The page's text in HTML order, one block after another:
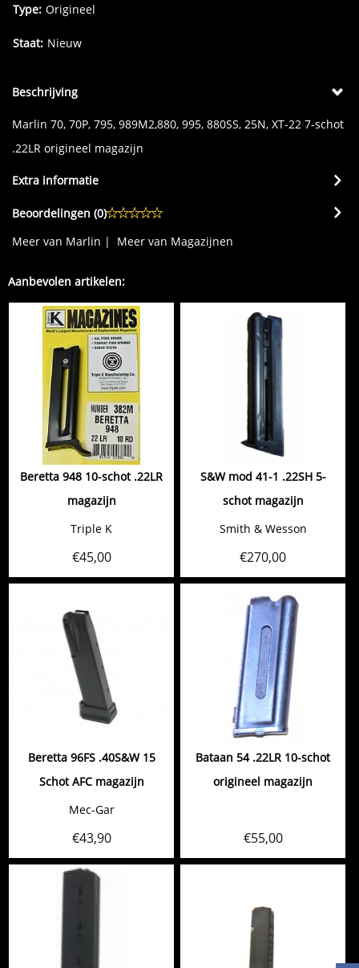
Type: Origineel
Staat: Nieuw
Beschrijving
Marlin 70, 70P, 795, 989M2,880, 995, 880SS, 25N, XT-22 7-schot
.22LR origineel magazijn
Extra informatie
Beoordelingen (0)
Meer van Marlin | Meer van Magazijnen
Aanbevolen artikelen:
Beretta 948 10-schot .22LR
magazijn
Triple K
€45,00
S&W mod 41-1 .22SH 5-
schot magazijn
Smith & Wesson
€270,00
Beretta 96FS .40S&W 15
Schot AFC magazijn
Mec-Gar
€43,90
Bataan 54 .22LR 10-schot
origineel magazijn
€55,00